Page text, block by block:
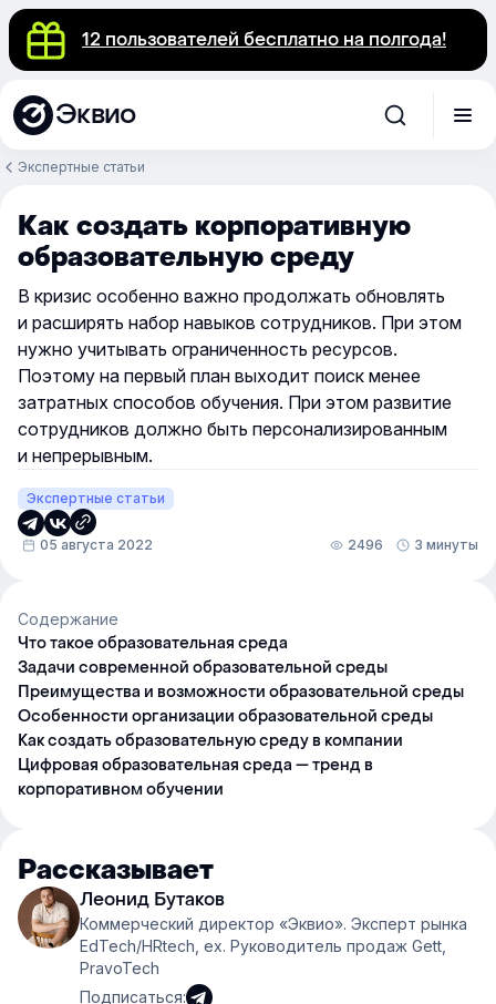
12 пользователей бесплатно на полгода!
Эквио
Экспертные статьи
Как создать корпоративную
образовательную среду
В кризис особенно важно продолжать обновлять
и расширять набор навыков сотрудников. При этом
нужно учитывать ограниченность ресурсов.
Поэтому на первый план выходит поиск менее
затратных способов обучения. При этом развитие
сотрудников должно быть персонализированным
и непрерывным.
Экспертные статьи
05 августа 2022 2496 3 минуты
Содержание
Что такое образовательная среда
Задачи современной образовательной среды
Преимущества и возможности образовательной среды
Особенности организации образовательной среды
Как создать образовательную среду в компании
Цифровая образовательная среда — тренд в
корпоративном обучении
Рассказывает
Леонид Бутаков
Коммерческий директор «Эквио». Эксперт рынка
EdTech/HRtech, ex. Руководитель продаж Gett,
PravoTech
Подписаться: